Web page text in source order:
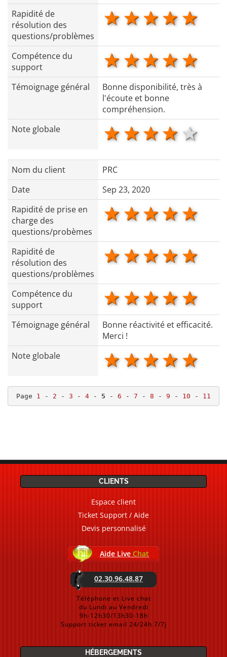
Rapidité de
résolution des
questions/problèmes
4
3 stars
2 stars
1 star
Compétence du
support
4
3 stars
2 stars
1 star
Témoignage général
Bonne disponibilité, très à
l'écoute et bonne
compréhension.
Note globale
4
3 stars
2 stars
1 star
Nom du client
PRC
Date
Sep 23, 2020
Rapidité de prise en
charge des
questions/probèmes
4
3 stars
2 stars
1 star
Rapidité de
résolution des
questions/problèmes
4
3 stars
2 stars
1 star
Compétence du
support
4
3 stars
2 stars
1 star
Témoignage général
Bonne réactivité et efficacité.
Merci !
Note globale
4
3 stars
2 stars
1 star
Page 1 - 2 - 3 - 4 - 5 - 6 - 7 - 8 - 9 - 10 - 11
CLIENTS
Espace client
Ticket Support / Aide
Devis personnalisé
Aide Live Chat
02.30.96.48.87
Téléphone et Live chat
du Lundi au Vendredi
9h-12h30/13h30-18h
Support ticket email 24/24h 7/7j
HÉBERGEMENTS